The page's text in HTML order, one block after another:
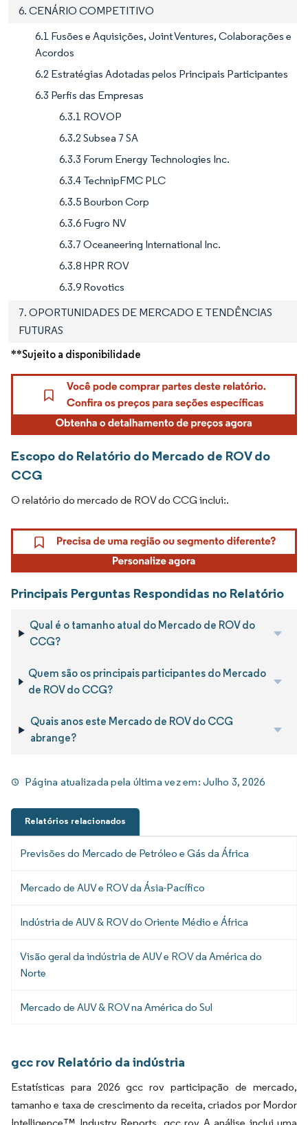
6. CENÁRIO COMPETITIVO
6.1 Fusões e Aquisições, Joint Ventures, Colaborações e
Acordos
6.2 Estratégias Adotadas pelos Principais Participantes
6.3 Perfis das Empresas
6.3.1 ROVOP
6.3.2 Subsea 7 SA
6.3.3 Forum Energy Technologies Inc.
6.3.4 TechnipFMC PLC
6.3.5 Bourbon Corp
6.3.6 Fugro NV
6.3.7 Oceaneering International Inc.
6.3.8 HPR ROV
6.3.9 Rovotics
7. OPORTUNIDADES DE MERCADO E TENDÊNCIAS
FUTURAS
**Sujeito a disponibilidade
Escopo do Relatório do Mercado de ROV do
CCG
O relatório do mercado de ROV do CCG inclui:.
Principais Perguntas Respondidas no Relatório
Qual é o tamanho atual do Mercado de ROV do
CCG?
Quem são os principais participantes do Mercado
de ROV do CCG?
Quais anos este Mercado de ROV do CCG
abrange?
Página atualizada pela última vez em:Julho 3, 2026
Relatórios relacionados
Previsões do Mercado de Petróleo e Gás da África
Mercado de AUV e ROV da Ásia-Pacífico
Indústria de AUV & ROV do Oriente Médio e África
Visão geral da indústria de AUV e ROV da América do
Norte
Mercado de AUV & ROV na América do Sul
gcc rov Relatório da indústria
Estatísticas para 2026 gcc rov participação de mercado,
tamanho e taxa de crescimento da receita, criados por Mordor
Intelligence™ Industry Reports. gcc rov A análise inclui uma